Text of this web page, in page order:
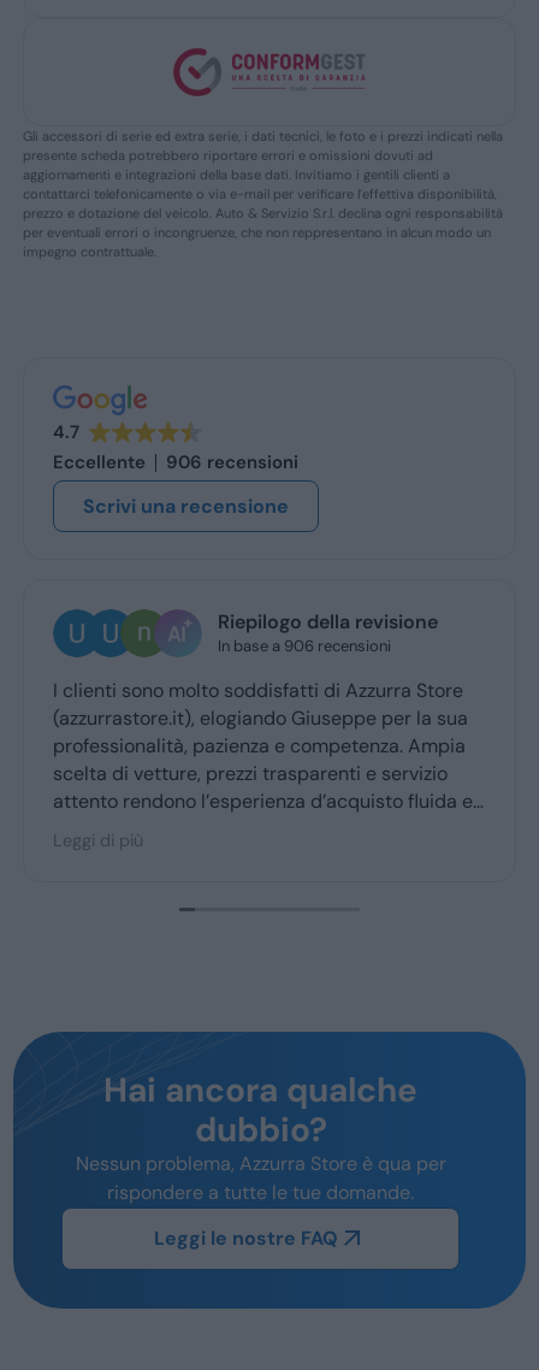
Gli accessori di serie ed extra serie, i dati tecnici, le foto e i prezzi indicati nella
presente scheda potrebbero riportare errori e omissioni dovuti ad
aggiornamenti e integrazioni della base dati. Invitiamo i gentili clienti a
contattarci telefonicamente o via e-mail per verificare l’effettiva disponibilità,
prezzo e dotazione del veicolo. Auto & Servizio S.r.l. declina ogni responsabilità
per eventuali errori o incongruenze, che non reppresentano in alcun modo un
impegno contrattuale.
4.7
Eccellente
906 recensioni
Scrivi una recensione
Riepilogo della revisione
In base a 906 recensioni
sono molto soddisfatti di Azzurra Store
elogiando Giuseppe per la sua
pazienza e competenza. Ampia
vetture, prezzi trasparenti e servizio
rendono l’esperienza d’acquisto fluida e
per la maggior parte degli utenti.
Ottima
Hai ancora qualche
dubbio?
Nessun problema, Azzurra Store è qua per
rispondere a tutte le tue domande.
Leggi le nostre FAQ